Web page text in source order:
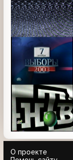
О проекте